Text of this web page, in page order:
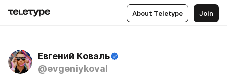
About Teletype Join
Евгений Коваль
@evgeniykoval